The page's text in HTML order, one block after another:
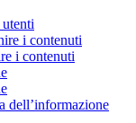
i contenuti
i contenuti
dell’informazione